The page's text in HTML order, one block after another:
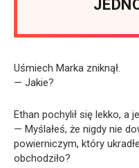
Uśmiech Marka zniknął.
— Jakie?
Ethan pochylił się lekko, a
— Myślałeś, że nigdy nie
powierniczym, który
obchodziło?